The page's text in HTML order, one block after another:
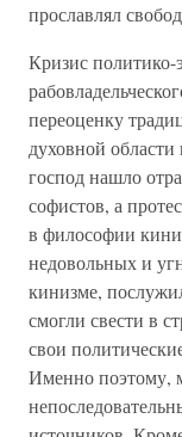
прославлял
Кризис
переоценку
духовной
господ нашло
софистов, а
в философии
недовольных и
кинизме,
смогли свести в
свои
Именно поэтому,